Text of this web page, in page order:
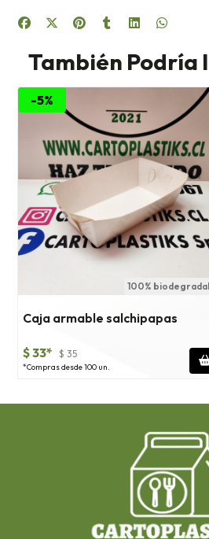
También Podría
-5%
100%
Caja armable salchipapas
$ 33* $ 35
*Compras desde 100 un.